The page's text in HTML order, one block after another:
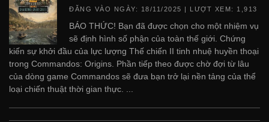
ĐĂNG VÀO NGÀY: 18/11/2025 | LƯỢT XEM: 1,913
BÁO THỨC! Bạn đã được chọn cho một nhiệm vụ
sẽ định hình số phận của toàn thế giới. Chứng
kiến ​​sự khởi đầu của lực lượng Thế chiến II tinh nhuệ huyền thoại
trong Commandos: Origins. Phần tiếp theo được chờ đợi từ lâu
của dòng game Commandos sẽ đưa bạn trở lại nền tảng của thể
loại chiến thuật thời gian thực. ...